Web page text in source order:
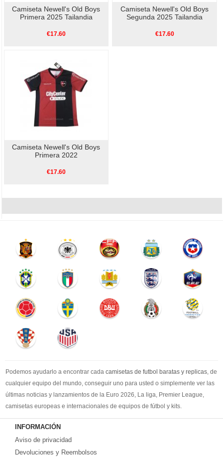
Camiseta Newell's Old Boys
Primera 2025 Tailandia
€17.60
Camiseta Newell's Old Boys
Segunda 2025 Tailandia
€17.60
Camiseta Newell's Old Boys
Primera 2022
€17.60
Podemos ayudarlo a encontrar cada camisetas de futbol baratas y replicas, de
cualquier equipo del mundo, conseguir uno para usted o simplemente ver las
últimas noticias y lanzamientos de la Euro 2026, La liga, Premier League,
camisetas europeas e internacionales de equipos de fútbol y kits.
Comprecamisetas de futbol baratasen la tienda deportiva más grande de
Europa. ¡Grandes ofertas en todas las camisetas del club de fútbol, ​​kits
europeos e internacionales, todo a los precios más bajos!
Compre nuestra gran selección de
INFORMACIÓN
Aviso de privacidad
Devoluciones y Reembolsos